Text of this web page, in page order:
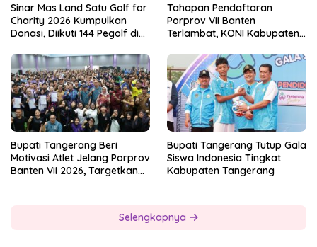
Sinar Mas Land Satu Golf for
Charity 2026 Kumpulkan
Donasi, Diikuti 144 Pegolf di
Tahapan Pendaftaran
Porprov VII Banten
Terlambat, KONI Kabupaten
Kesiapan Panitia
Bupati Tangerang Beri
Motivasi Atlet Jelang Porprov
Banten VII 2026, Targetkan
Bupati Tangerang Tutup Gala
Siswa Indonesia Tingkat
Kabupaten Tangerang
Selengkapnya